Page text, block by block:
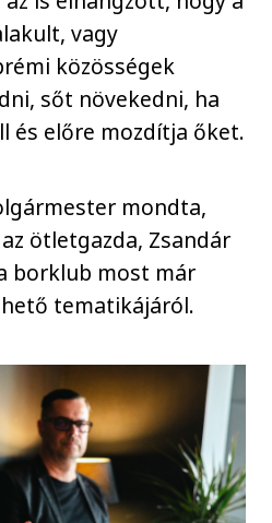
vagy
közösségek
sőt növekedni, ha
és előre mozdítja őket.
mondta,
ötletgazda, Zsandár
borklub most már
tematikájáról.